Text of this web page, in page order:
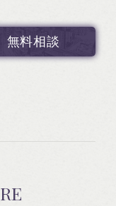
無料相談